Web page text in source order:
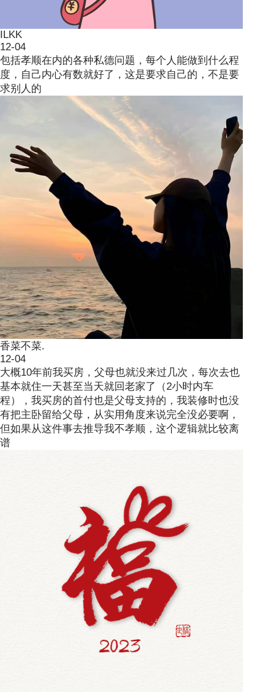
ILKK
12-04
包括孝顺在内的各种私德问题，每个人能做到什么程
度，自己内心有数就好了，这是要求自己的，不是要
求别人的
香菜不菜.
12-04
大概10年前我买房，父母也就没来过几次，每次去也
基本就住一天甚至当天就回老家了（2小时内车
程），我买房的首付也是父母支持的，我装修时也没
有把主卧留给父母，从实用角度来说完全没必要啊，
但如果从这件事去推导我不孝顺，这个逻辑就比较离
谱